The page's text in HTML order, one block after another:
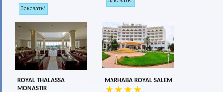
ROYAL THALASSA
MONASTIR
MARHABA ROYAL SALEM